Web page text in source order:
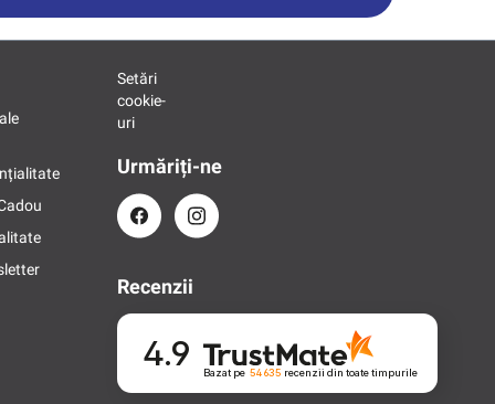
Setări
cookie-
uri
Urmăriți-ne
Recenzii
4.9 Bazat pe 54 635 recenzii din toate timpurile